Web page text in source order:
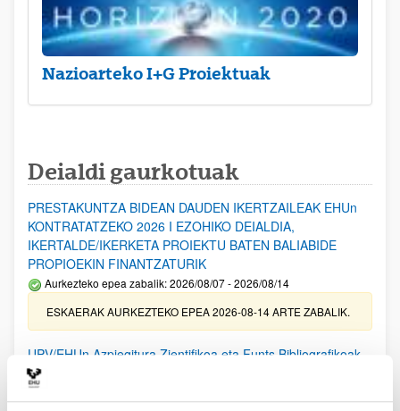
Nazioarteko I+G Proiektuak
Deialdi gaurkotuak
PRESTAKUNTZA BIDEAN DAUDEN IKERTZAILEAK EHUn
KONTRATATZEKO 2026 I EZOHIKO DEIALDIA,
IKERTALDE/IKERKETA PROIEKTU BATEN BALIABIDE
PROPIOEKIN FINANTZATURIK
Aurkezteko epea zabalik: 2026/08/07 - 2026/08/14
ESKAERAK AURKEZTEKO EPEA 2026-08-14 ARTE ZABALIK.
UPV/EHUn Azpiegitura Zientifikoa eta Funts Bibliografikoak
erosi eta berritzeko laguntzak 2026